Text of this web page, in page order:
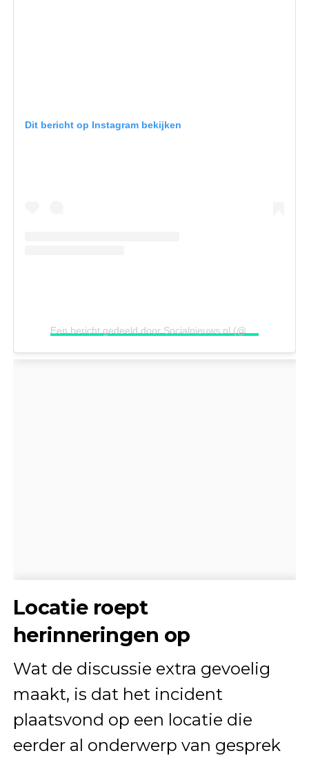
Dit bericht op Instagram bekijken
Locatie roept
herinneringen op
Wat de discussie extra gevoelig
maakt, is dat het incident
plaatsvond op een locatie die
eerder al onderwerp van gesprek